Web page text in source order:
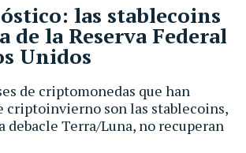
de criptomonedas que han
criptoinvierno son las stablecoins,
debacle Terra/Luna, no recuperan
las stablecoins
de la Reserva Federal
Unidos